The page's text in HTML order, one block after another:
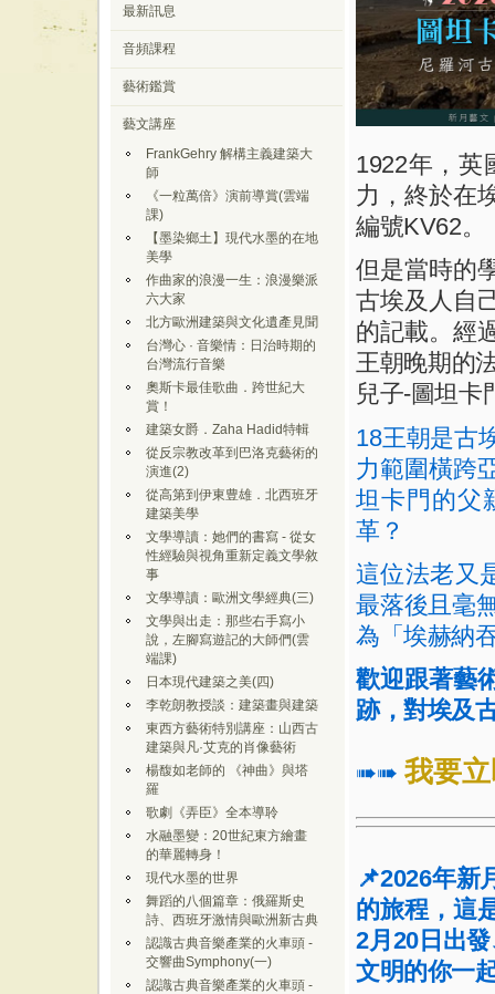
最新訊息
音頻課程
藝術鑑賞
藝文講座
FrankGehry 解構主義建築大
師
《一粒萬倍》演前導賞(雲端
課)
【墨染鄉土】現代水墨的在地
美學
作曲家的浪漫一生：浪漫樂派
六大家
北方歐洲建築與文化遺產見聞
台灣心 · 音樂情：日治時期的
台灣流行音樂
奧斯卡最佳歌曲．跨世紀大
賞！
建築女爵．Zaha Hadid特輯
從反宗教改革到巴洛克藝術的
演進(2)
從高第到伊東豊雄．北西班牙
建築美學
文學導讀：她們的書寫 - 從女
性經驗與視角重新定義文學敘
事
文學導讀：歐洲文學經典(三)
文學與出走：那些右手寫小
說，左腳寫遊記的大師們(雲
端課)
日本現代建築之美(四)
李乾朗教授談：建築畫與建築
東西方藝術特別講座：山西古
建築與凡·艾克的肖像藝術
楊馥如老師的 《神曲》與塔
羅
歌劇《弄臣》全本導聆
水融墨變：20世紀東方繪畫
的華麗轉身！
現代水墨的世界
舞蹈的八個篇章：俄羅斯史
詩、西班牙激情與歐洲新古典
認識古典音樂產業的火車頭 -
交響曲Symphony(一)
認識古典音樂產業的火車頭 -
1922年，英
力，終於在
編號KV62。
但是當時的
古埃及人自
的記載。經
王朝晚期的
兒子-圖坦卡
18王朝是古
力範圍橫跨
坦卡門的父
革？
這位法老又
最落後且毫
為「埃赫納
歡迎跟著藝
跡，對埃及
➠➠ 我要
📌2026年新
的旅程，這
2月20日出
文明的你一